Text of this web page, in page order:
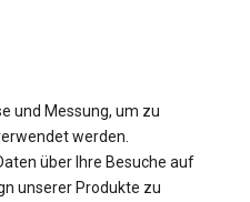
und Messung, um zu
werden.
über Ihre Besuche auf
unserer Produkte zu